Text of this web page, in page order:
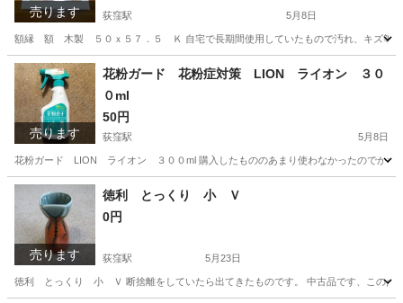
売ります 荻窪駅 5月8日
額縁 額 木製 ５０ｘ５７．５ Ｋ 自宅で長期間使用していたもので汚れ、キズ等
東京 杉並区 荻窪駅 その他 額縁
売ります
花粉ガード 花粉症対策 LION ライオン ３０
０ml
50円
荻窪駅 5月8日
花粉ガード LION ライオン ３００ml 購入したもののあまり使わなかったのでかな
東京 杉並区 荻窪駅 その他 ライオン
売ります
徳利 とっくり 小 Ｖ
0円
荻窪駅 5月23日
徳利 とっくり 小 Ｖ 断捨離をしていたら出てきたものです。 中古品です、こ